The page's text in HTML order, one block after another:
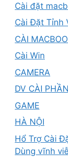
Cài đặt
Cài Đặt Tỉnh
CÀI
Cài Win
CAMERA
DV CÀI
GAME
HÀ NỘI
Hổ Trợ Cài
Dùng vĩnh